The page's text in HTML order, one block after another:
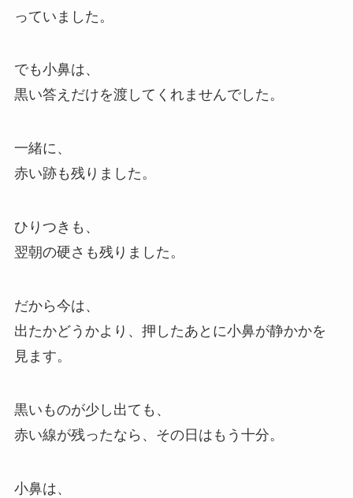
っていました。
でも小鼻は、
黒い答えだけを渡してくれませんでした。
一緒に、
赤い跡も残りました。
ひりつきも、
翌朝の硬さも残りました。
だから今は、
出たかどうかより、押したあとに小鼻が静かかを
見ます。
黒いものが少し出ても、
赤い線が残ったなら、その日はもう十分。
小鼻は、